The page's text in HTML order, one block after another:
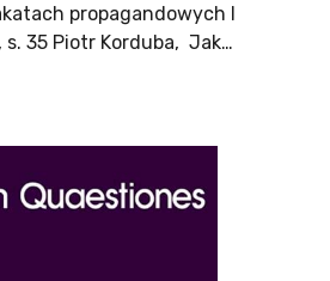
propagandowych I
35 Piotr Korduba, Jak…